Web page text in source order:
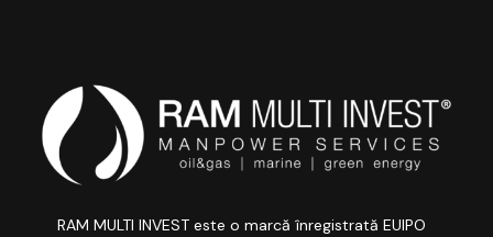
RAM MULTI INVEST este o marcă înregistrată EUIPO